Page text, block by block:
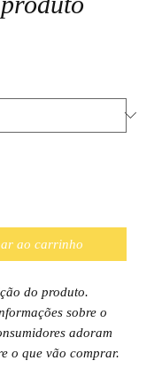
ao carrinho
do produto.
sobre o
adoram
o que vão comprar.